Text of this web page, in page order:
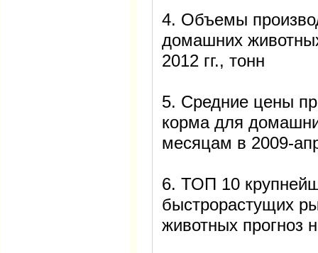
4. Объемы
домашних
2012 гг., тонн
5. Средние цены
корма для
месяцам в 2009-
6. ТОП 10
быстрорастущих
животных прогноз